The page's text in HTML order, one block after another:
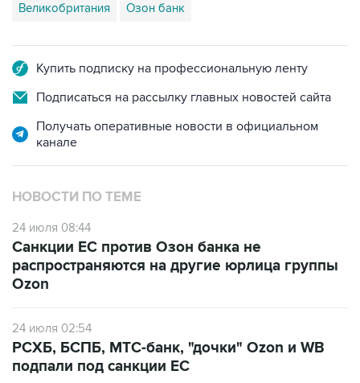
Великобритания Озон банк
Купить подписку на профессиональную ленту
Подписаться на рассылку главных новостей сайта
Получать оперативные новости в официальном
канале
НОВОСТИ ПО ТЕМЕ
24 июля 08:44
Санкции ЕС против Озон банка не
распространяются на другие юрлица группы
Ozon
24 июля 02:54
РСХБ, БСПБ, МТС-банк, "дочки" Ozon и WB
подпали под санкции ЕС